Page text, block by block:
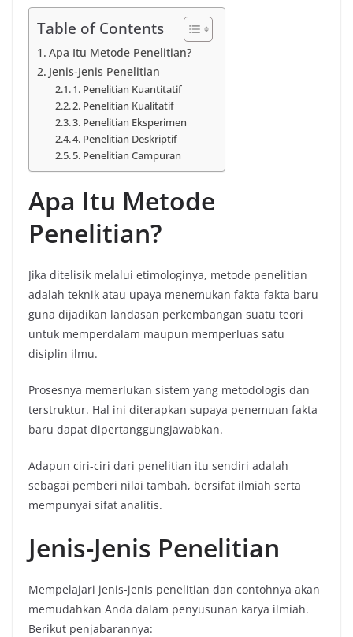
Table of Contents
Apa Itu Metode Penelitian?
Jenis-Jenis Penelitian
1. Penelitian Kuantitatif
2. Penelitian Kualitatif
3. Penelitian Eksperimen
4. Penelitian Deskriptif
5. Penelitian Campuran
Apa Itu Metode
Penelitian?
Jika ditelisik melalui etimologinya, metode penelitian
adalah teknik atau upaya menemukan fakta-fakta baru
guna dijadikan landasan perkembangan suatu teori
untuk memperdalam maupun memperluas satu
disiplin ilmu.
Prosesnya memerlukan sistem yang metodologis dan
terstruktur. Hal ini diterapkan supaya penemuan fakta
baru dapat dipertanggungjawabkan.
Adapun ciri-ciri dari penelitian itu sendiri adalah
sebagai pemberi nilai tambah, bersifat ilmiah serta
mempunyai sifat analitis.
Jenis-Jenis Penelitian
Mempelajari jenis-jenis penelitian dan contohnya akan
memudahkan Anda dalam penyusunan karya ilmiah.
Berikut penjabarannya: